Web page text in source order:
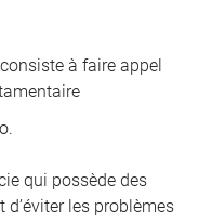
à faire appel
qui possède des
les problèmes